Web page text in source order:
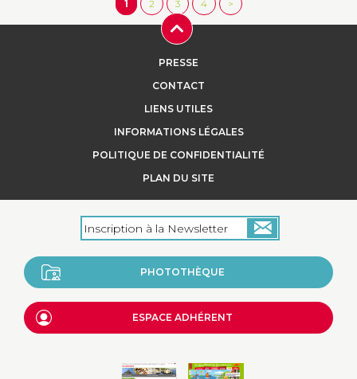
1 2 3 4 >
PRESSE
CONTACT
LIENS UTILES
INFORMATIONS LÉGALES
POLITIQUE DE CONFIDENTIALITÉ
PLAN DU SITE
PHOTOTHÈQUE
ESPACE ADHÉRENT